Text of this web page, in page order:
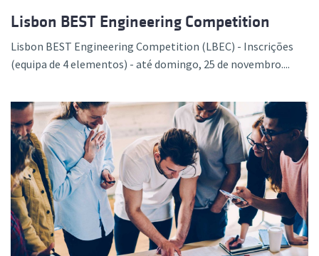
Lisbon BEST Engineering Competition
Lisbon BEST Engineering Competition (LBEC) - Inscrições
(equipa de 4 elementos) - até domingo, 25 de novembro....